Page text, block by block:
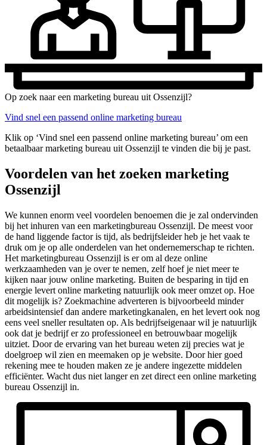
Op zoek naar een marketing bureau uit Ossenzijl?
Vind snel een passend online marketing bureau
Klik op ‘Vind snel een passend online marketing bureau’ om een
betaalbaar marketing bureau uit Ossenzijl te vinden die bij je past.
Voordelen van het zoeken marketing
Ossenzijl
We kunnen enorm veel voordelen benoemen die je zal ondervinden
bij het inhuren van een marketingbureau Ossenzijl. De meest voor
de hand liggende factor is tijd, als bedrijfsleider heb je het vaak te
druk om je op alle onderdelen van het ondernemerschap te richten.
Het marketingbureau Ossenzijl is er om al deze online
werkzaamheden van je over te nemen, zelf hoef je niet meer te
kijken naar jouw online marketing. Buiten de besparing in tijd en
energie levert online marketing natuurlijk ook meer omzet op. Hoe
dit mogelijk is? Zoekmachine adverteren is bijvoorbeeld minder
arbeidsintensief dan andere marketingkanalen, en het levert ook nog
eens veel sneller resultaten op. Als bedrijfseigenaar wil je natuurlijk
ook dat je bedrijf er zo professioneel en betrouwbaar mogelijk
uitziet. Door de ervaring van het bureau weten zij precies wat je
doelgroep wil zien en meemaken op je website. Door hier goed
rekening mee te houden maken ze je andere ingezette middelen
efficiënter. Wacht dus niet langer en zet direct een online marketing
bureau Ossenzijl in.